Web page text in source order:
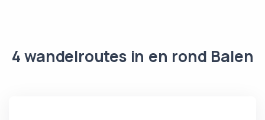
4 wandelroutes in en rond Balen